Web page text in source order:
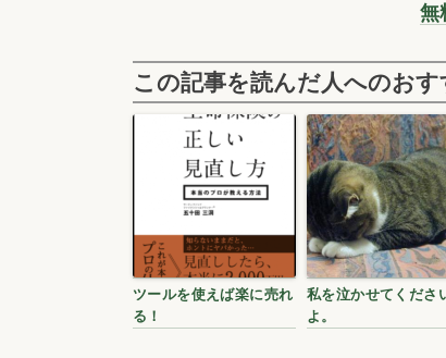
無
この記事を読んだ人へのおす
ツールを使えば楽に売れ
る！
私を泣かせてくださ
よ。